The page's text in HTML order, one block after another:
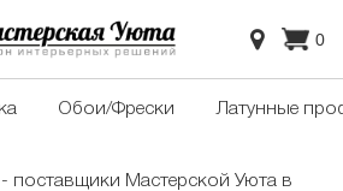
0
Обои/Фрески Латунные
- поставщики Мастерской Уюта в